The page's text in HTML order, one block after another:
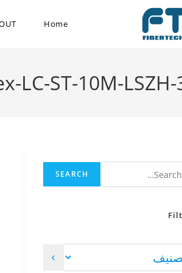
Home
LC-ST-10M-
SEARCH